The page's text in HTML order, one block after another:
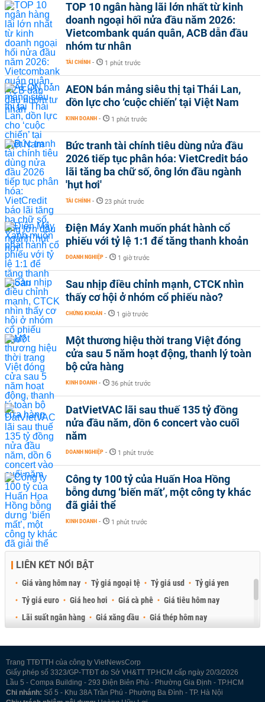
TOP 10 ngân hàng lãi lớn nhất từ kinh
doanh ngoại hối nửa đầu năm 2026:
Vietcombank quán quân, ACB dẫn đầu
nhóm tư nhân
TÀI CHÍNH - 1 phút trước
AEON bán mảng siêu thị tại Thái Lan,
dồn lực cho ‘cuộc chiến’ tại Việt Nam
KINH DOANH - 1 phút trước
Bức tranh tài chính tiêu dùng nửa đầu
2026 tiếp tục phân hóa: VietCredit báo
lãi tăng ba chữ số, ông lớn đầu ngành
'hụt hơi'
TÀI CHÍNH - 23 phút trước
Điện Máy Xanh muốn phát hành cổ
phiếu với tỷ lệ 1:1 để tăng thanh khoản
DOANH NGHIỆP - 1 giờ trước
Sau nhịp điều chỉnh mạnh, CTCK nhìn
thấy cơ hội ở nhóm cổ phiếu nào?
CHỨNG KHOÁN - 1 giờ trước
Một thương hiệu thời trang Việt đóng
cửa sau 5 năm hoạt động, thanh lý toàn
bộ cửa hàng
KINH DOANH - 36 phút trước
DatVietVAC lãi sau thuế 135 tỷ đồng
nửa đầu năm, dồn 6 concert vào cuối
năm
DOANH NGHIỆP - 1 phút trước
Công ty 100 tỷ của Huấn Hoa Hồng
bỗng dưng ‘biến mất’, một công ty khác
đã giải thể
KINH DOANH - 1 phút trước
LIÊN KẾT NỔI BẬT
Giá vàng hôm nay Tỷ giá ngoại tệ Tỷ giá usd
Tỷ giá yen
Tỷ giá euro
Giá heo hơi Giá cà phê
Giá tiêu hôm nay
Lãi suất ngân hàng
Giá xăng dầu
Giá thép hôm nay
Trang TTĐTTH của công ty VietNewsCorp
Giấy phép số 3323/GP-TTĐT do Sở VH&TT TP.HCM cấp ngày 20/3/2026
Lầu 5 - Compa Building - 293 Điện Biên Phủ - Phường Gia Định - TP.HCM
Chi nhánh: Số 5 - Khu 38A Trần Phú - Phường Ba Đình - TP. Hà Nội